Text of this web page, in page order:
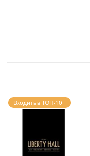
Входить в ТОП-10+